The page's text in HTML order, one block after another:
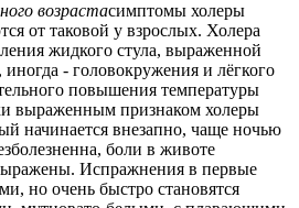
возрастасимптомы холеры
от таковой у взрослых. Холера
жидкого стула, выраженной
- головокружения и лёгкого
повышения температуры
выраженным признаком холеры
начинается внезапно, чаще ночью
боли в животе
Испражнения в первые
но очень быстро становятся